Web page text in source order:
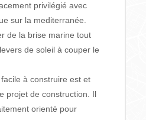
privilégié avec
sur la mediterranée.
de la brise marine tout
de soleil à couper le
à construire est et
projet de construction. Il
orienté pour